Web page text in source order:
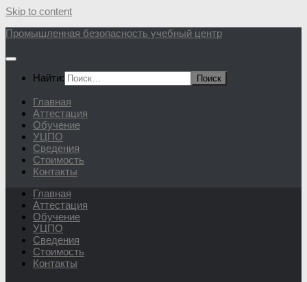
Skip to content
Промышленная безопасность учебный центр
Найти:
Главная
Аттестация
Обучение
УЦПО
Сведения
Стоимость
Контакты
Главная
Аттестация
Обучение
УЦПО
Сведения
Стоимость
Контакты